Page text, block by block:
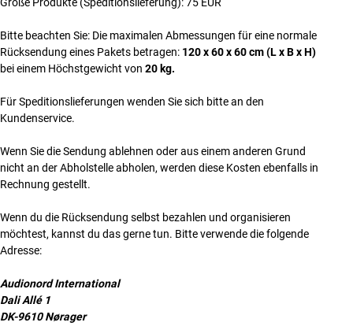
Bitte beachten Sie: Die maximalen Abmessungen für eine normale
Rücksendung eines Pakets betragen: 120 x 60 x 60 cm (L x B x H)
bei einem Höchstgewicht von 20 kg.
Für Speditionslieferungen wenden Sie sich bitte an den
Kundenservice.
Wenn Sie die Sendung ablehnen oder aus einem anderen Grund
nicht an der Abholstelle abholen, werden diese Kosten ebenfalls in
Rechnung gestellt.
Wenn du die Rücksendung selbst bezahlen und organisieren
möchtest, kannst du das gerne tun. Bitte verwende die folgende
Adresse:
Audionord International
Dali Allé 1
DK-9610 Nørager